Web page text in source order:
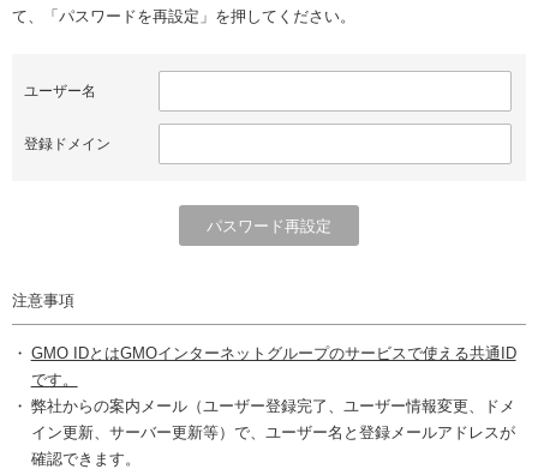
て、「パスワードを再設定」を押してください。
ユーザー名
登録ドメイン
注意事項
GMO IDとはGMOインターネットグループのサービスで使える共通ID
です。
弊社からの案内メール（ユーザー登録完了、ユーザー情報変更、ドメ
イン更新、サーバー更新等）で、ユーザー名と登録メールアドレスが
確認できます。